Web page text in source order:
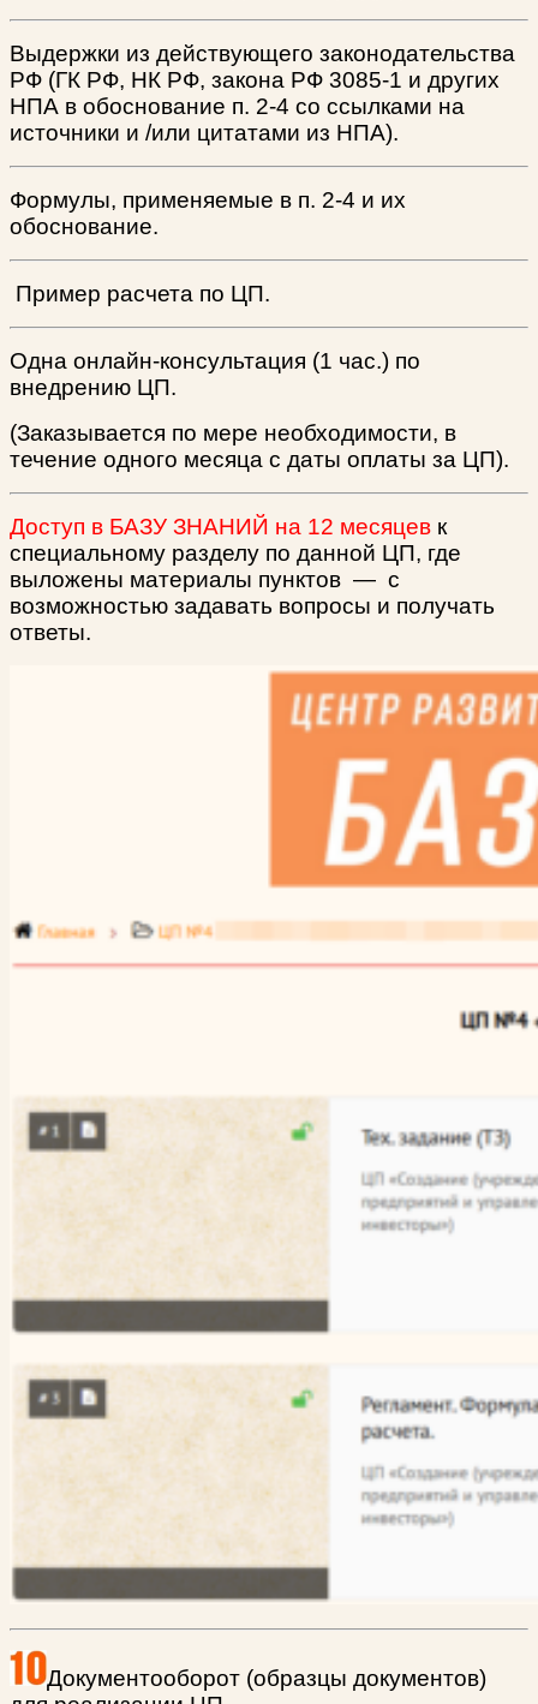
Выдержки из действующего законодательства
РФ (ГК РФ, НК РФ, закона РФ 3085-1 и других
НПА в обоснование п. 2-4 со ссылками на
источники и /или цитатами из НПА).
Формулы, применяемые в п. 2-4 и их
обоснование.
Пример расчета по ЦП.
Одна онлайн-консультация (1 час.) по
внедрению ЦП.
(Заказывается по мере необходимости, в
течение одного месяца с даты оплаты за ЦП).
Доступ в БАЗУ ЗНАНИЙ на 12 месяцев к
специальному разделу по данной ЦП, где
выложены материалы пунктов — с
возможностью задавать вопросы и получать
ответы.
Документооборот (образцы документов)